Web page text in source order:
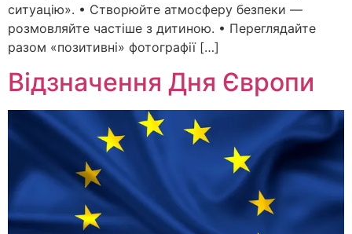
ситуацію». • Створюйте атмосферу безпеки —
розмовляйте частіше з дитиною. • Переглядайте
разом «позитивні» фотографії […]
Відзначення Дня Європи